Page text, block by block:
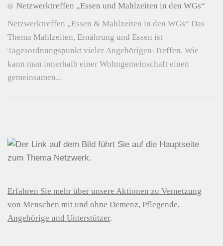
Netzwerktreffen „Essen und Mahlzeiten in den WGs“
Netzwerktreffen „Essen & Mahlzeiten in den WGs“ Das
Thema Mahlzeiten, Ernährung und Essen ist
Tagesordnungspunkt vieler Angehörigen-Treffen. Wie
kann man innerhalb einer Wohngemeinschaft einen
gemeinsamen...
Erfahren Sie mehr über unsere Aktionen zu Vernetzung
von Menschen mit und ohne Demenz, Pflegende,
Angehörige und Unterstützer.